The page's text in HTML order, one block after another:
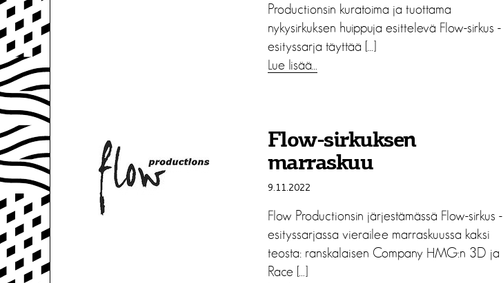
Productionsin kuratoima ja tuottama
nykysirkuksen huippuja esittelevä Flow-sirkus -
esityssarja täyttää […]
Lue lisää…
Flow-sirkuksen
marraskuu
9.11.2022
Flow Productionsin järjestämässä Flow-sirkus -
esityssarjassa vierailee marraskuussa kaksi
teosta: ranskalaisen Company HMG:n 3D ja
Race […]